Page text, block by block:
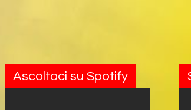
Ascoltaci su Spotify